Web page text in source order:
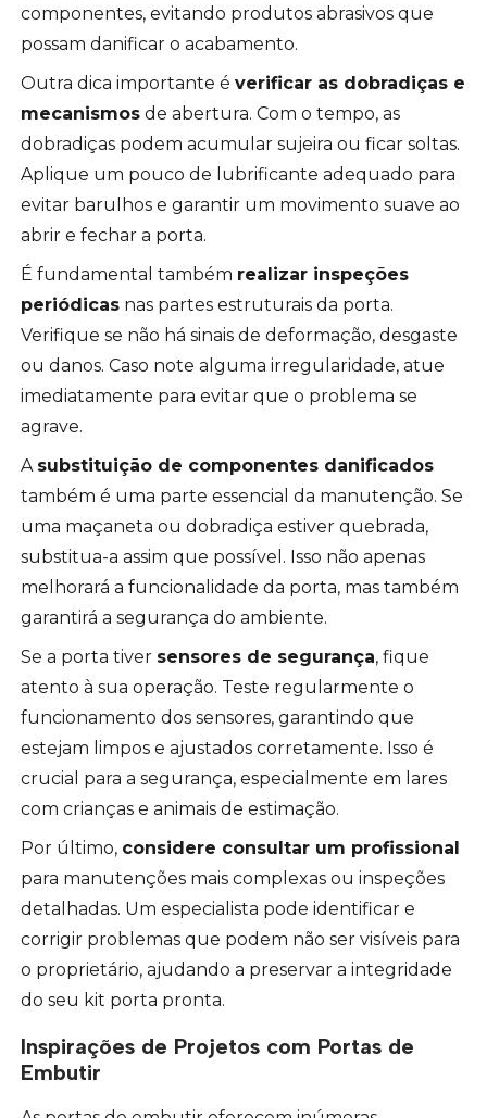
componentes, evitando produtos abrasivos que
possam danificar o acabamento.
Outra dica importante éverificar as dobradiças e
mecanismos de abertura. Com o tempo, as
dobradiças podem acumular sujeira ou ficar soltas.
Aplique um pouco de lubrificante adequado para
evitar barulhos e garantir um movimento suave ao
abrir e fechar a porta.
É fundamental também realizar inspeções
periódicas nas partes estruturais da porta.
Verifique se não há sinais de deformação, desgaste
ou danos. Caso note alguma irregularidade, atue
imediatamente para evitar que o problema se
agrave.
A substituição de componentes danificados
também é uma parte essencial da manutenção. Se
uma maçaneta ou dobradiça estiver quebrada,
substitua-a assim que possível. Isso não apenas
melhorará a funcionalidade da porta, mas também
garantirá a segurança do ambiente.
Se a porta tiver sensores de segurança, fique
atento à sua operação. Teste regularmente o
funcionamento dos sensores, garantindo que
estejam limpos e ajustados corretamente. Isso é
crucial para a segurança, especialmente em lares
com crianças e animais de estimação.
Por último, considere consultar um profissional
para manutenções mais complexas ou inspeções
detalhadas. Um especialista pode identificar e
corrigir problemas que podem não ser visíveis para
o proprietário, ajudando a preservar a integridade
do seu kit porta pronta.
Inspirações de Projetos com Portas de
Embutir